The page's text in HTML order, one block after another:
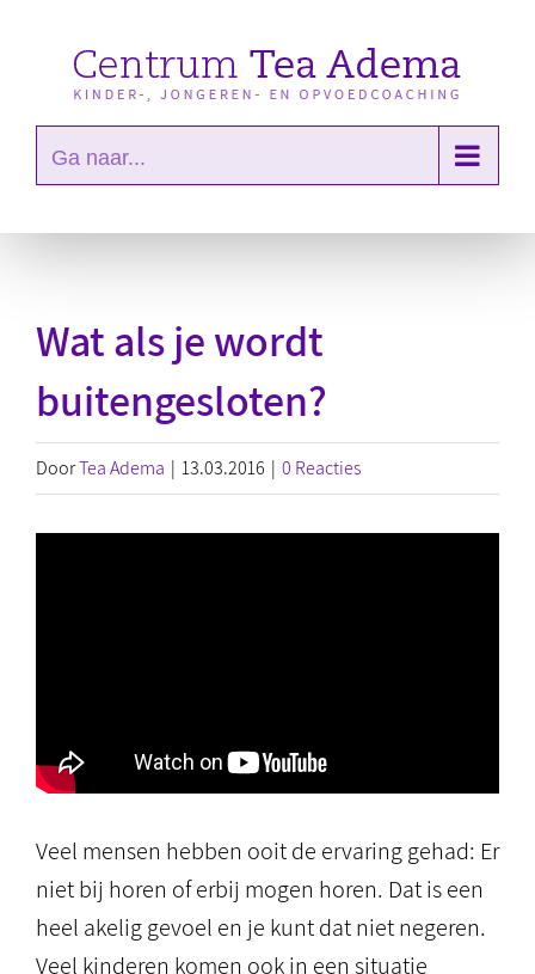
Ga naar...
Wat als je wordt
buitengesloten?
DoorTea Adema | 13.03.2016 | 0 Reacties
Veel mensen hebben ooit de ervaring gehad: Er
niet bij horen of erbij mogen horen. Dat is een
heel akelig gevoel en je kunt dat niet negeren.
Veel kinderen komen ook in een situatie